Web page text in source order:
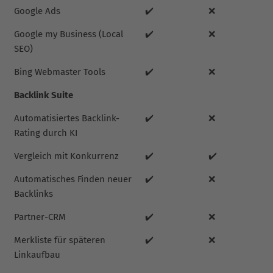
Google Ads ✔️ ❌
Google my Business (Local
SEO)
✔️ ❌
Bing Webmaster Tools ✔️ ❌
Backlink Suite
Automatisiertes Backlink-
Rating durch KI
✔️ ❌
Vergleich mit Konkurrenz ✔️ ✔️
Automatisches Finden neuer
Backlinks
✔️ ❌
Partner-CRM ✔️ ❌
Merkliste für späteren
Linkaufbau
✔️ ❌